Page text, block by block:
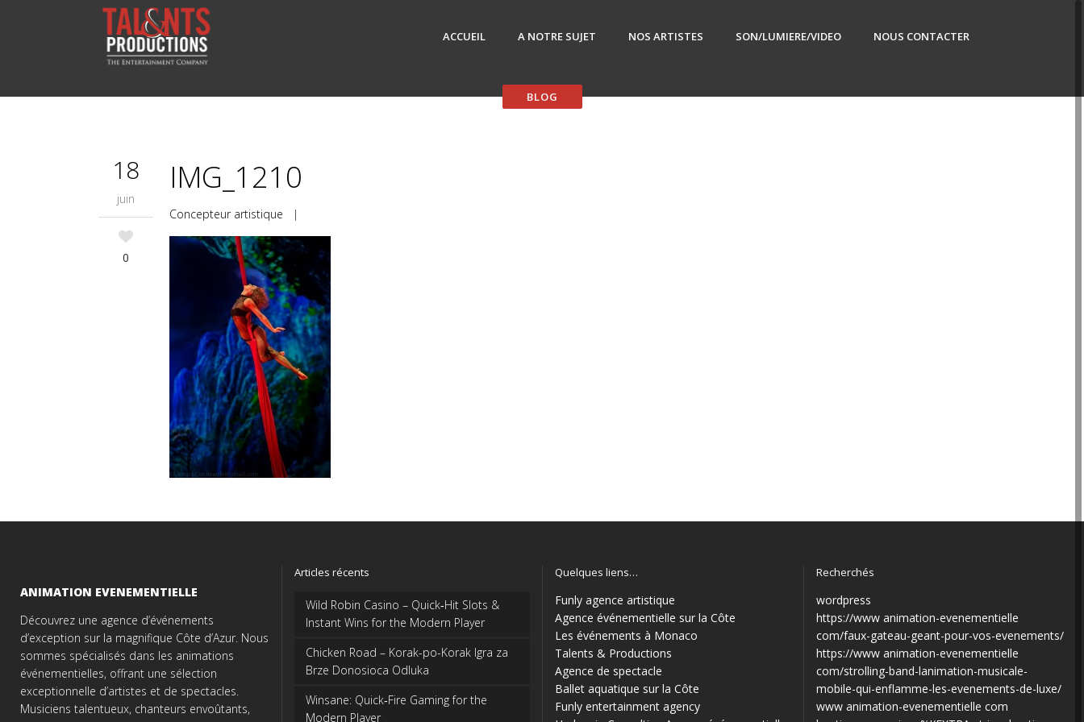
ACCUEIL A NOTRE SUJET NOS ARTISTES SON/LUMIERE/VIDEO NOUS CONTACTER
18
juin
0
IMG_1210
Concepteur artistique |
ANIMATION EVENEMENTIELLE
Découvrez une agence d’événements
d’exception sur la magnifique Côte d’Azur. Nous
sommes spécialisés dans les animations
événementielles, offrant une sélection
exceptionnelle d’artistes et de spectacles.
Musiciens talentueux, chanteurs envoûtants,
Articles récents
Wild Robin Casino – Quick‑Hit Slots &
Instant Wins for the Modern Player
Chicken Road – Korak-po-Korak Igra za
Brze Donosioca Odluka
Winsane: Quick‑Fire Gaming for the
Modern Player
Quelques liens…
Funly agence artistique
Agence événementielle sur la Côte
Les événements à Monaco
Talents & Productions
Agence de spectacle
Ballet aquatique sur la Côte
Funly entertainment agency
Recherchés
wordpress
https://www animation-evenementielle
com/faux-gateau-geant-pour-vos-evenements/
https://www animation-evenementielle
com/strolling-band-lanimation-musicale-
mobile-qui-enflamme-les-evenements-de-luxe/
www animation-evenementielle com